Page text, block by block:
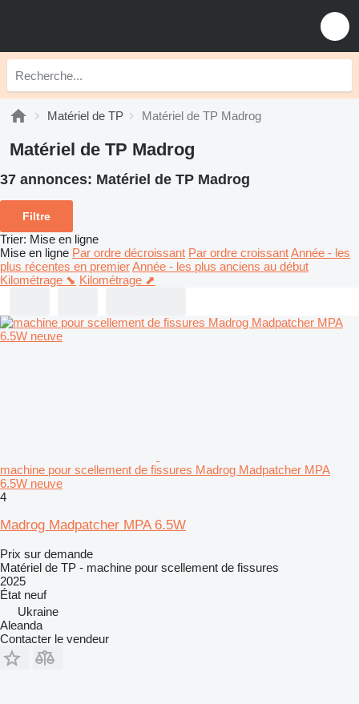
Matériel de TP Matériel de TP Madrog
Matériel de TP Madrog
37 annonces: Matériel de TP Madrog
Filtre
Trier: Mise en ligne
Mise en ligne Par ordre décroissant Par ordre croissantAnnée - les
plus récentes en premierAnnée - les plus anciens au début
Kilométrage ⬊ Kilométrage ⬈
machine pour scellement de fissures Madrog Madpatcher MPA
6.5W neuve
4
Madrog Madpatcher MPA 6.5W
Prix sur demande
Matériel de TP - machine pour scellement de fissures
2025
État neuf
Ukraine
Aleanda
Contacter le vendeur